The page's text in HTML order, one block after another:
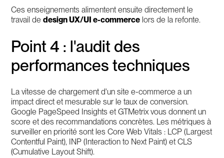
Ces enseignements alimentent ensuite directement le
travail dedesign UX/UI e-commerce lors de la refonte.
Point 4 : l'audit des
performances techniques
La vitesse de chargement d'un site e-commerce a un
impact direct et mesurable sur le taux de conversion.
Google PageSpeed Insights et GTMetrix vous donnent un
score et des recommandations concrètes. Les métriques à
surveiller en priorité sont les Core Web Vitals : LCP (Largest
Contentful Paint), INP (Interaction to Next Paint) et CLS
(Cumulative Layout Shift).